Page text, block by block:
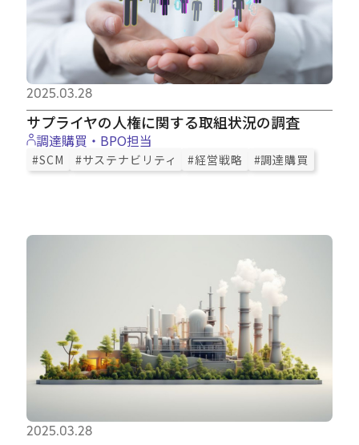
サプライヤの人権に関する取組状況の調査
2025.03.28
調達購買・BPO担当
#SCM #サステナビリティ #経営戦略 #調達購買
2025.03.28